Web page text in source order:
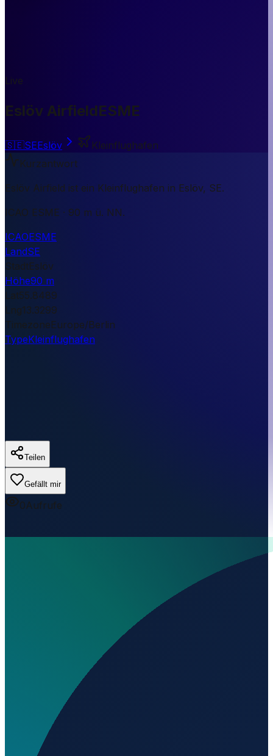
Live
Eslöv AirfieldESME
🇸🇪SEEslöv
Kleinflughafen
Kurzantwort
Eslöv Airfield ist ein Kleinflughafen in Eslöv, SE.
ICAO ESME · 90 m ü. NN.
ICAOESME
LandSE
StadtEslöv
Höhe90 m
Lat55.8489
Lng13.3299
TimezoneEurope/Berlin
TypeKleinflughafen
Teilen
Gefällt mir
0Aufrufe
Wo liegt Eslöv Airfield?
Was ist der ICAO-Code von Eslöv Airfield?
Auf welcher Höhe liegt Eslöv Airfield?